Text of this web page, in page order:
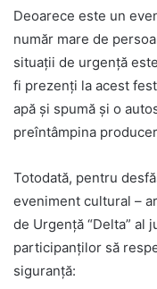
Deoarece este un
număr mare de
situații de urgență
fi prezenți la acest
apă și spumă și o
preîntâmpina
Totodată, pentru
eveniment cultural –
de Urgență “Delta” al
participanților să
siguranță: